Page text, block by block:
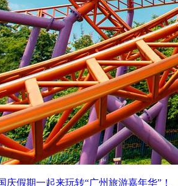
庆假期一起来玩转“广州旅游嘉年华”！